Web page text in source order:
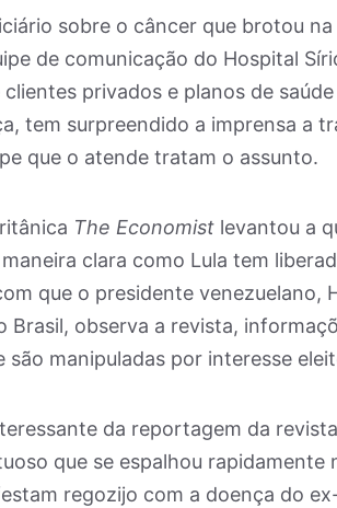
sobre o câncer que brotou
de comunicação do Hospital
privados e planos de
tem surpreendido a imprensa a
que o atende tratam o assunto.
The Economist levantou a
clara como Lula tem
que o presidente venezuelano,
Brasil, observa a revista,
são manipuladas por interesse
da reportagem da revista
que se espalhou rapidamente
regozijo com a doença do